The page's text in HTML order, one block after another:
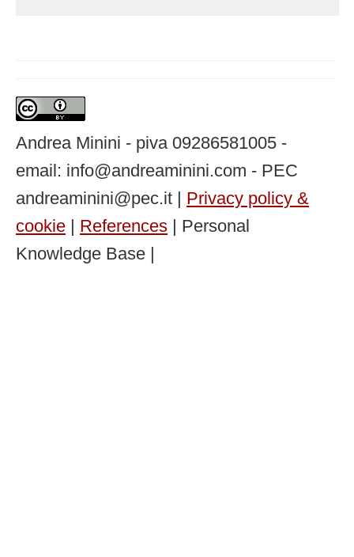
Andrea Minini - piva 09286581005 -
email: info@andreaminini.com - PEC
andreaminini@pec.it | Privacy policy &
cookie
References | Personal
Knowledge Base |